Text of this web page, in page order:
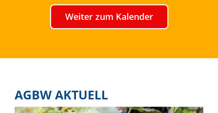
Weiter zum Kalender
AGBW AKTUELL